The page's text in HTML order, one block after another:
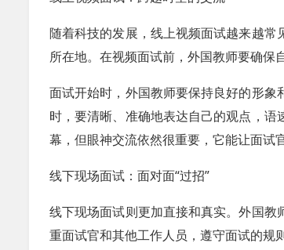
随着科技的发展，线上视频面试越来越
所在地。在视频面试前，外国教师要确保
面试开始时，外国教师要保持良好的形
时，要清晰、准确地表达自己的观点，
幕，但眼神交流依然很重要，它能让面试
线下现场面试：面对面“过招”
线下现场面试则更加直接和真实。外国
重面试官和其他工作人员，遵守面试的规